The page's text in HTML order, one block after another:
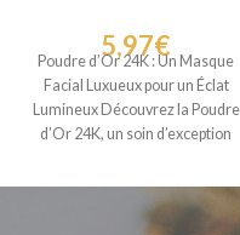
5,97€
Poudre d’Or 24K : Un Masque
Facial Luxueux pour un Éclat
Lumineux Découvrez la Poudre
d’Or 24K, un soin d’exception